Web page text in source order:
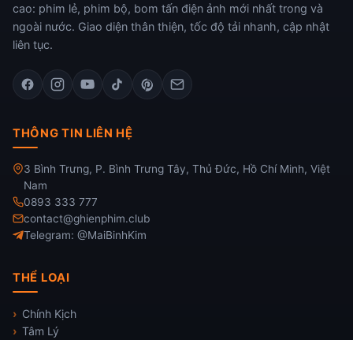
cao: phim lẻ, phim bộ, bom tấn điện ảnh mới nhất trong và
ngoài nước. Giao diện thân thiện, tốc độ tải nhanh, cập nhật
liên tục.
THÔNG TIN LIÊN HỆ
3 Bình Trưng, P. Bình Trưng Tây, Thủ Đức, Hồ Chí Minh, Việt
Nam
0893 333 777
contact@ghienphim.club
Telegram: @MaiBinhKim
THỂ LOẠI
Chính Kịch
Tâm Lý